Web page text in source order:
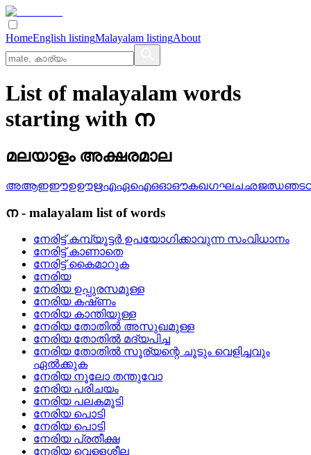
HomeEnglish listingMalayalam listingAbout
List of malayalam words
starting with ന
മലയാളം അക്ഷരമാല
അആഇഈഉഊഋഎഏഐഒഓഔകഖഗഘചഛജഝഞട
ന- malayalam list of words
നേരിട്ട്‌ കമ്പ്യൂട്ടര്‍ ഉപയോഗിക്കാവുന്ന സംവിധാനം
നേരിട്ട്‌ കാണാതെ
നേരിട്ട്‌ കൈമാറുക
നേരിയ
നേരിയ ഉപ്പുരസമുള്ള
നേരിയ കഷ്‌ണം
നേരിയ കാന്തിയുള്ള
നേരിയ തോതില്‍ അസുഖമുള്ള
നേരിയ തോതില്‍ മദ്യപിച്ച
നേരിയ തോതില്‍ സൂര്യന്റെ ചൂടും വെളിച്ചവും
ഏല്‍ക്കുക
നേരിയ നൂലോ തന്തുവോ
നേരിയ പരിചയം
നേരിയ പലകമൂടി
നേരിയ പൊടി
നേരിയ പൊടി
നേരിയ പ്രതീക്ഷ
നേരിയ വെള്ളശീല